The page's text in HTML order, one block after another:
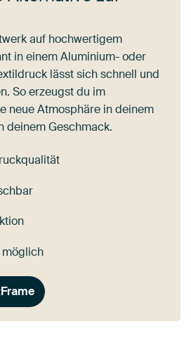
auf hochwertigem
in einem Aluminium- oder
lässt sich schnell und
So erzeugst du im
neue Atmosphäre in deinem
deinem Geschmack.
möglich